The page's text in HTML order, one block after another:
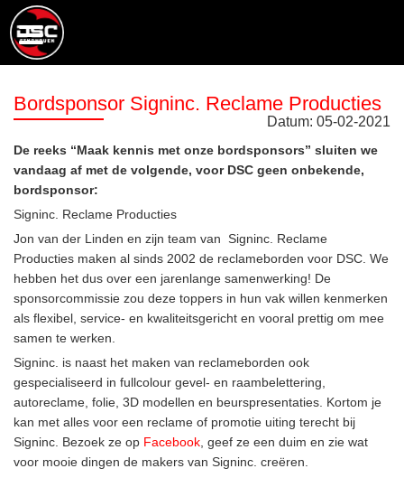
Bordsponsor Signinc. Reclame Producties
Datum: 05-02-2021
De reeks “Maak kennis met onze bordsponsors” sluiten we
vandaag af met de volgende, voor DSC geen onbekende,
bordsponsor:
Signinc. Reclame Producties
Jon van der Linden en zijn team van Signinc. Reclame
Producties maken al sinds 2002 de reclameborden voor DSC. We
hebben het dus over een jarenlange samenwerking! De
sponsorcommissie zou deze toppers in hun vak willen kenmerken
als flexibel, service- en kwaliteitsgericht en vooral prettig om mee
samen te werken.
Signinc. is naast het maken van reclameborden ook
gespecialiseerd in fullcolour gevel- en raambelettering,
autoreclame, folie, 3D modellen en beurspresentaties. Kortom je
kan met alles voor een reclame of promotie uiting terecht bij
Signinc. Bezoek ze op Facebook , geef ze een duim en zie wat
voor mooie dingen de makers van Signinc. creëren.